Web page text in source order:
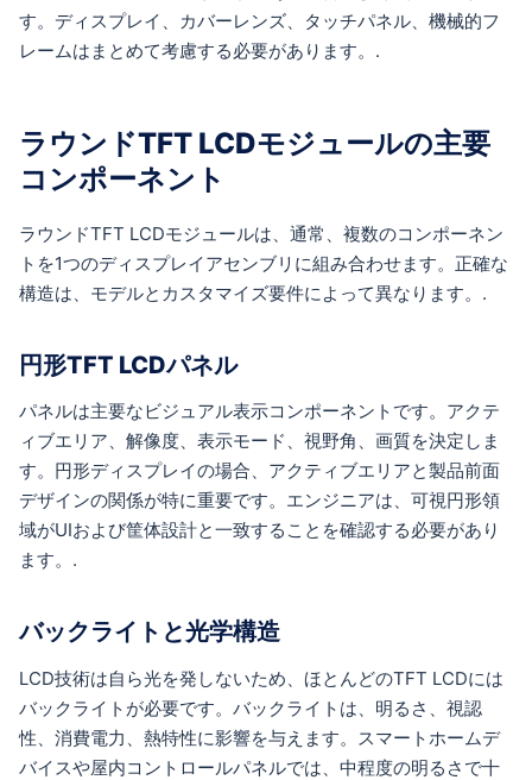
す。ディスプレイ、カバーレンズ、タッチパネル、機械的フ
レームはまとめて考慮する必要があります。.
ラウンドTFT LCDモジュールの主要
コンポーネント
ラウンドTFT LCDモジュールは、通常、複数のコンポーネン
トを1つのディスプレイアセンブリに組み合わせます。正確な
構造は、モデルとカスタマイズ要件によって異なります。.
円形TFT LCDパネル
パネルは主要なビジュアル表示コンポーネントです。アクテ
ィブエリア、解像度、表示モード、視野角、画質を決定しま
す。円形ディスプレイの場合、アクティブエリアと製品前面
デザインの関係が特に重要です。エンジニアは、可視円形領
域がUIおよび筐体設計と一致することを確認する必要があり
ます。.
バックライトと光学構造
LCD技術は自ら光を発しないため、ほとんどのTFT LCDには
バックライトが必要です。バックライトは、明るさ、視認
性、消費電力、熱特性に影響を与えます。スマートホームデ
バイスや屋内コントロールパネルでは、中程度の明るさで十